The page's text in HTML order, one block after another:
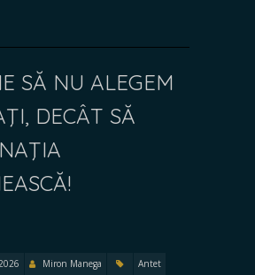
SĂ NU ALEGEM
DECÂT SĂ
Miron Manega
Antet